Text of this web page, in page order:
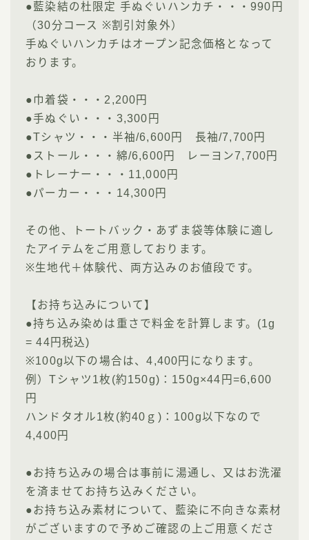
●藍染結の杜限定 手ぬぐいハンカチ・・・990円
（30分コース ※割引対象外）
手ぬぐいハンカチはオープン記念価格となって
おります。
●巾着袋・・・2,200円
●手ぬぐい・・・3,300円
●Tシャツ・・・半袖/6,600円 長袖/7,700円
●ストール・・・綿/6,600円 レーヨン7,700円
●トレーナー・・・11,000円
●パーカー・・・14,300円 ​
その他、トートバック・あずま袋等体験に適し
たアイテムをご用意しております。
※生地代＋体験代、両方込みのお値段です。
【お持ち込みについて】
●持ち込み染めは重さで料金を計算します。(1g
= 44円税込)
※100g以下の場合は、4,400円になります。
例）Tシャツ1枚(約150g)：150g×44円=6,600
円
ハンドタオル1枚(約40ｇ)：100g以下なので
4,400円
●お持ち込みの場合は事前に湯通し、又はお洗濯
を済ませてお持ち込みください。
●お持ち込み素材について、藍染に不向きな素材
がございますので予めご確認の上ご用意くださ